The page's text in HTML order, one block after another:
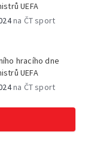
UEFA
na ČT sport
hracího dne
UEFA
na ČT sport